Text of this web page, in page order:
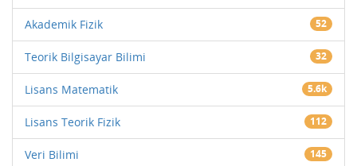
Akademik Fizik 52
Teorik Bilgisayar Bilimi 32
Lisans Matematik 5.6k
Lisans Teorik Fizik 112
Veri Bilimi 145